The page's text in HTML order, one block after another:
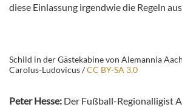
diese Einlassung irgendwie die Regeln
Schild in der Gästekabine von Alemannia
Carolus-Ludovicus /CC BY-SA 3.0
Peter Hesse: Der Fußball-Regionalligist